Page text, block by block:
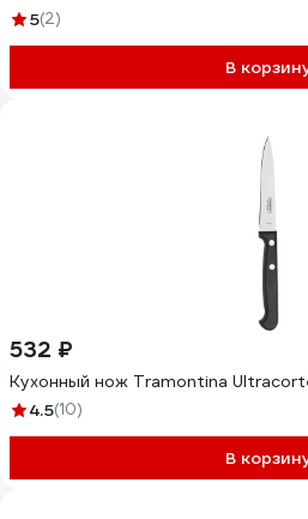
5(2)
В
532 ₽
Кухонный нож Tramontina
4.5(10)
В